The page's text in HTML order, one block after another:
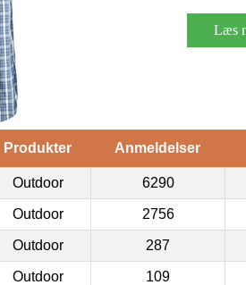
Læs
Produkter Anmeldelser
Outdoor 6290
Outdoor 2756
Outdoor 287
Outdoor 109